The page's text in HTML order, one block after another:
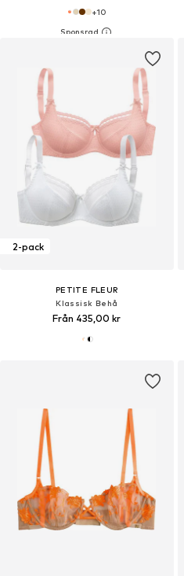
+10
2-pack
PETITE FLEUR
Klassisk Behå
Från 435,00 kr